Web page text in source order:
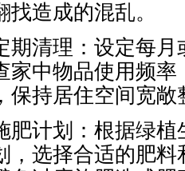
造成的混乱。
清理：设定每月
家中物品使用频
保持居住空间宽敞
计划：根据绿植
，选择合适的肥料